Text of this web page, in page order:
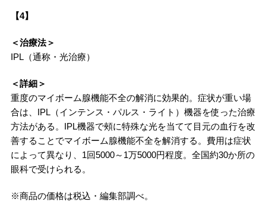
【4】
＜治療法＞
IPL（通称・光治療）
＜詳細＞
重度のマイボーム腺機能不全の解消に効果的。症状が重い場
合は、IPL（インテンス・パルス・ライト）機器を使った治療
方法がある。IPL機器で頰に特殊な光を当てて目元の血行を改
善することでマイボーム腺機能不全を解消する。費用は症状
によって異なり、1回5000～1万5000円程度。全国約30か所の
眼科で受けられる。
※商品の価格は税込・編集部調べ。